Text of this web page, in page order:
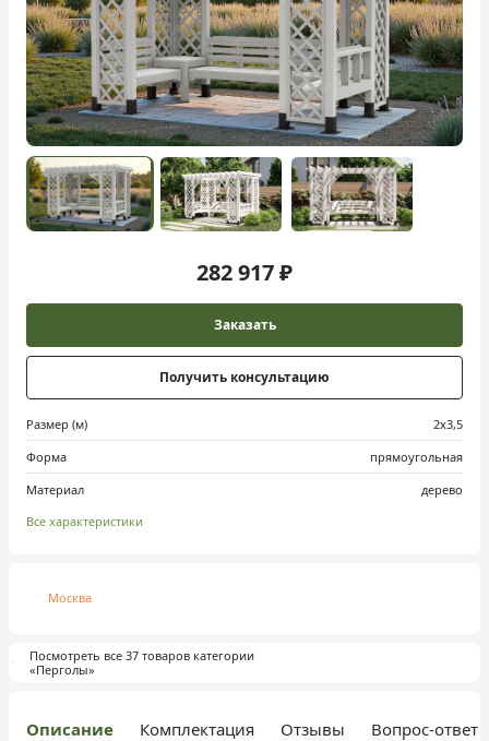
282 917 ₽
Заказать
Получить консультацию
Размер (м)
2х3,5
Форма
прямоугольная
Материал
дерево
Все характеристики
Москва
Посмотреть все 37 товаров категории
«Перголы»
Описание Комплектация Отзывы Вопрос-ответ